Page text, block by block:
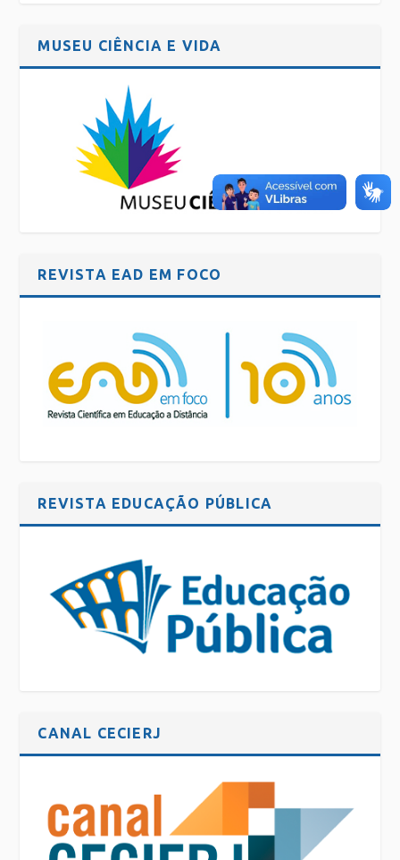
MUSEU CIÊNCIA E VIDA
REVISTA EAD EM FOCO
REVISTA EDUCAÇÃO PÚBLICA
CANAL CECIERJ